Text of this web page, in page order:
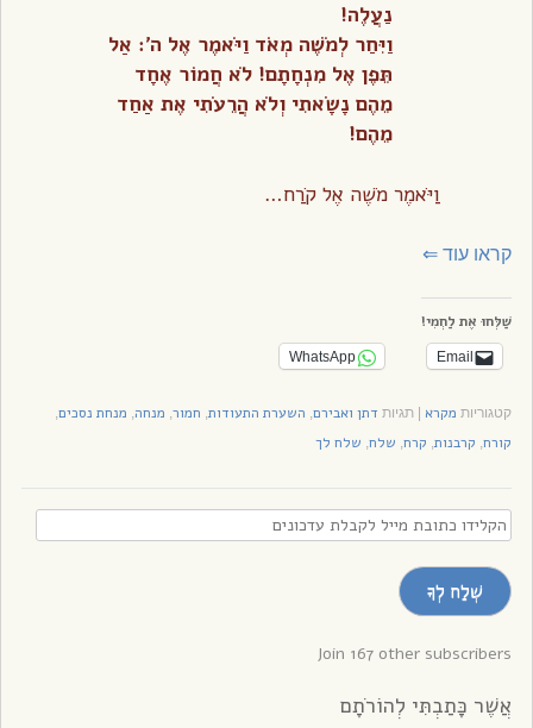
נַעֲלֶה!
וַיִּחַר לְמֹשֶׁה מְאֹד וַיֹּאמֶר אֶל ה’: אַל
תֵּפֶן אֶל מִנְחָתָם! לֹא חֲמוֹר אֶחָד
מֵהֶם נָשָׂאתִי וְלֹא הֲרֵעֹתִי אֶת אַחַד
מֵהֶם!
וַיֹּאמֶר מֹשֶׁה אֶל קֹרַח…
קראו עוד⇐
שַׁלְּחוּ אֶת לַחְמִי!
Email
WhatsApp
קטגוריות מקרא |תגיות דתן ואבירם, השערת התעודות, חמור, מנחה, מנחת נסכים,
קורח, קרבנות, קרח, שלח, שלח לך
הקלידו
כתובת
מייל
לקבלת
עדכונים
שְׁלַח לְךָ
Join 167 other subscribers
אֲשֶׁר כָּתַבְתִּי לְהוֹרֹתָם